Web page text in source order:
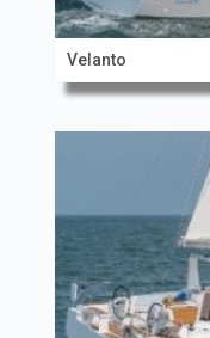
Velanto